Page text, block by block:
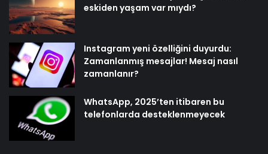
eskiden yaşam var mıydı?
Instagram yeni özelliğini duyurdu:
Zamanlanmış mesajlar! Mesaj nasıl
zamanlanır?
WhatsApp, 2025’ten itibaren bu
telefonlarda desteklenmeyecek